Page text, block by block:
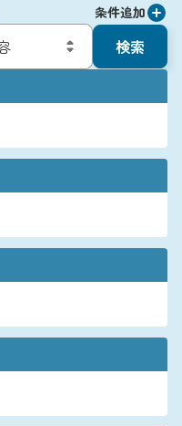
条件追加
検索